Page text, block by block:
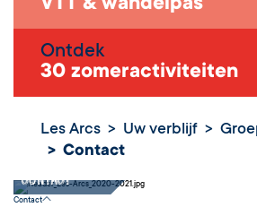
VTT & wandelpas
Ontdek
30 zomeractiviteiten
Les Arcs Uw verblijf
Contact
Contact
Contact